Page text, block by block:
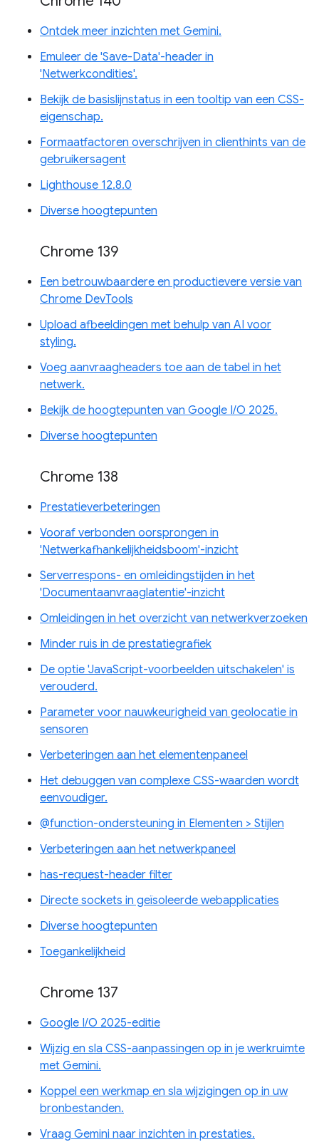
Ontdek meer inzichten met Gemini.
Emuleer de 'Save-Data'-header in
'Netwerkcondities'.
Bekijk de basislijnstatus in een tooltip van een CSS-
eigenschap.
Formaatfactoren overschrijven in clienthints van de
gebruikersagent
Lighthouse 12.8.0
Diverse hoogtepunten
Chrome 139
Een betrouwbaardere en productievere versie van
Chrome DevTools
Upload afbeeldingen met behulp van AI voor
styling.
Voeg aanvraagheaders toe aan de tabel in het
netwerk.
Bekijk de hoogtepunten van Google I/O 2025.
Diverse hoogtepunten
Chrome 138
Prestatieverbeteringen
Vooraf verbonden oorsprongen in
'Netwerkafhankelijkheidsboom'-inzicht
Serverrespons- en omleidingstijden in het
'Documentaanvraaglatentie'-inzicht
Omleidingen in het overzicht van netwerkverzoeken
Minder ruis in de prestatiegrafiek
De optie 'JavaScript-voorbeelden uitschakelen' is
verouderd.
Parameter voor nauwkeurigheid van geolocatie in
sensoren
Verbeteringen aan het elementenpaneel
Het debuggen van complexe CSS-waarden wordt
eenvoudiger.
@function-ondersteuning in Elementen > Stijlen
Verbeteringen aan het netwerkpaneel
has-request-header filter
Directe sockets in geïsoleerde webapplicaties
Diverse hoogtepunten
Toegankelijkheid
Chrome 137
Google I/O 2025-editie
Wijzig en sla CSS-aanpassingen op in je werkruimte
met Gemini.
Koppel een werkmap en sla wijzigingen op in uw
bronbestanden.
Vraag Gemini naar inzichten in prestaties.